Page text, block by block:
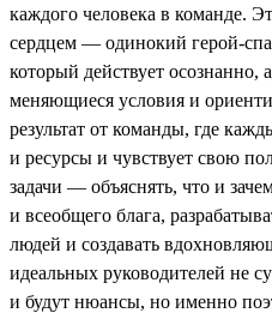
каждого человека в команде.
сердцем — одинокий герой-
который действует осознанно,
меняющиеся условия и
результат от команды, где
и ресурсы и чувствует свою
задачи — объяснять, что и
и всеобщего блага,
людей и создавать
идеальных руководителей не
и будут нюансы, но именно